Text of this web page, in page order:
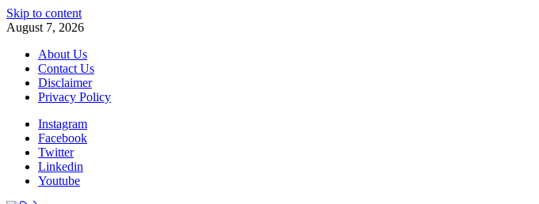
Skip to content
August 7, 2026
About Us
Contact Us
Disclaimer
Privacy Policy
Instagram
Facebook
Twitter
Linkedin
Youtube